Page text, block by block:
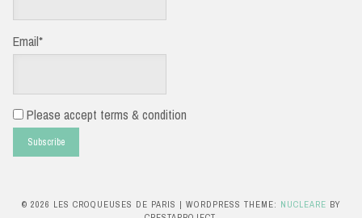
Email*
Please accept terms & condition
© 2026 LES CROQUEUSES DE PARIS | WORDPRESS THEME: NUCLEARE BY